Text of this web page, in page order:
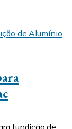
fundição de